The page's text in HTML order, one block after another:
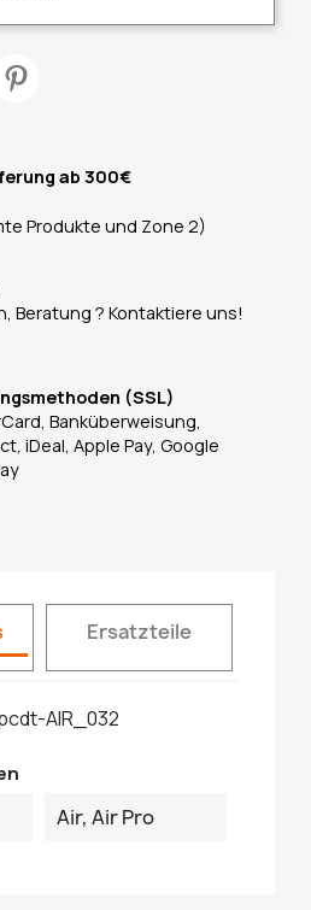
ab 300€
Produkte und Zone 2)
Beratung ? Kontaktiere uns!
(SSL)
Banküberweisung,
iDeal, Apple Pay, Google
Ersatzteile
AIR_032
Air, Air Pro